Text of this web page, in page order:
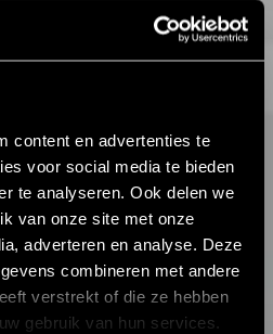
content en advertenties te
voor social media te bieden
te analyseren. Ook delen we
van onze site met onze
adverteren en analyse. Deze
combineren met andere
verstrekt of die ze hebben
gebruik van hun services.